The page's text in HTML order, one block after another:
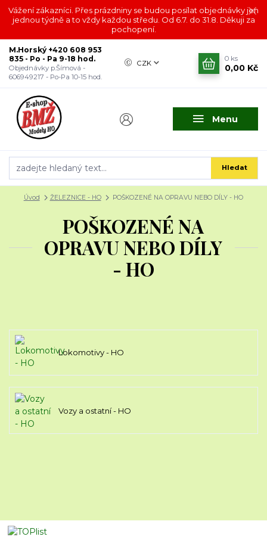
Vážení zákazníci. Přes prázdniny se budou posílat objednávky jen
jednou týdně a to vždy každou středu. Od 6.7. do 31.8. Děkuji za
pochopení.
Menu
CZK
Hledat
M.Horský +420 608 953
835 - Po - Pa 9-18 hod.
Objednávky p.Šímová -
606949217 - Po-Pa 10-15 hod.
0 ks
0,00 Kč
Úvod ŽELEZNICE - HO POŠKOZENÉ NA OPRAVU NEBO DÍLY - HO
POŠKOZENÉ NA
OPRAVU NEBO DÍLY
- HO
Lokomotivy - HO
Vozy a ostatní - HO